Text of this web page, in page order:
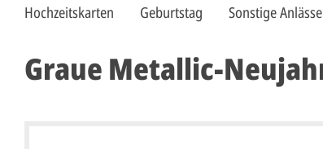
Hochzeitskarten Geburtstag Sonstige Anlässe
Graue Metallic-